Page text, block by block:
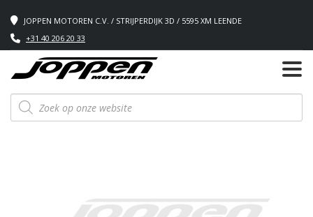
JOPPEN MOTOREN C.V. / STRIJPERDIJK 3D / 5595 XM LEENDE
+31 40 206 20 33
Producten
zoeken